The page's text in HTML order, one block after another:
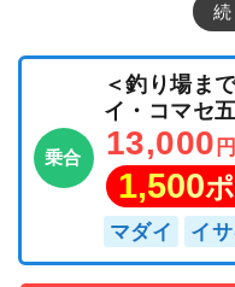
乗合
＜釣り場ま
イ・コマセ
13,000
1,500
マダイ イ